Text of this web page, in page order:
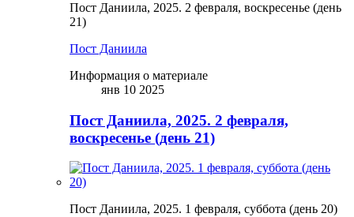
Пост Даниила, 2025. 2 февраля, воскресенье (день
21)
Пост Даниила
Информация о материале
янв 10 2025
Пост Даниила, 2025. 2 февраля,
воскресенье (день 21)
Пост Даниила, 2025. 1 февраля, суббота (день 20)